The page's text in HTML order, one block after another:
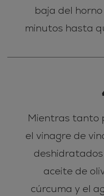
baja del
minutos hasta
Mientras tanto
el vinagre de
aceite de
cúrcuma y el